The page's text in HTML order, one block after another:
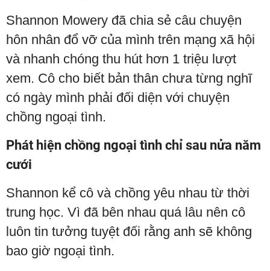
Shannon Mowery đã chia sẻ câu chuyện
hôn nhân đổ vỡ của mình trên mạng xã hội
và nhanh chóng thu hút hơn 1 triệu lượt
xem. Cô cho biết bản thân chưa từng nghĩ
có ngày mình phải đối diện với chuyện
chồng ngoại tình.
Phát hiện chồng ngoại tình chỉ sau nửa năm
cưới
Shannon kể cô và chồng yêu nhau từ thời
trung học. Vì đã bên nhau quá lâu nên cô
luôn tin tưởng tuyệt đối rằng anh sẽ không
bao giờ ngoại tình.